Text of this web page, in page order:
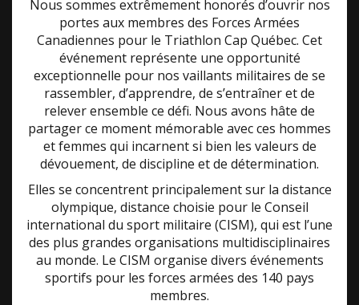
Nous sommes extrêmement honorés d’ouvrir nos
portes aux membres des Forces Armées
Canadiennes pour le Triathlon Cap Québec. Cet
événement représente une opportunité
exceptionnelle pour nos vaillants militaires de se
rassembler, d’apprendre, de s’entraîner et de
relever ensemble ce défi. Nous avons hâte de
partager ce moment mémorable avec ces hommes
et femmes qui incarnent si bien les valeurs de
dévouement, de discipline et de détermination.
Elles se concentrent principalement sur la distance
olympique, distance choisie pour le Conseil
international du sport militaire (CISM), qui est l’une
des plus grandes organisations multidisciplinaires
au monde. Le CISM organise divers événements
sportifs pour les forces armées des 140 pays
membres.